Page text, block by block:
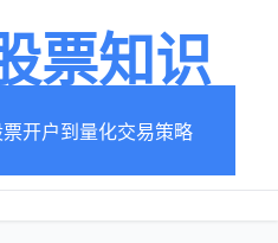
票知识
开户到量化交易策略